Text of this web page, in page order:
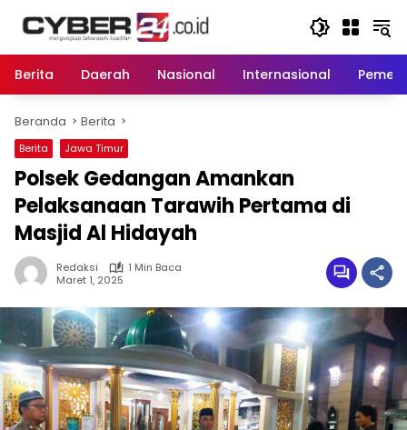
Berita
Daerah Nasional Internasional
Beranda Berita
Berita Jawa Timur
Polsek Gedangan Amankan
Pelaksanaan Tarawih Pertama di
Masjid Al Hidayah
Redaksi
1 Min Baca
Maret 1, 2025